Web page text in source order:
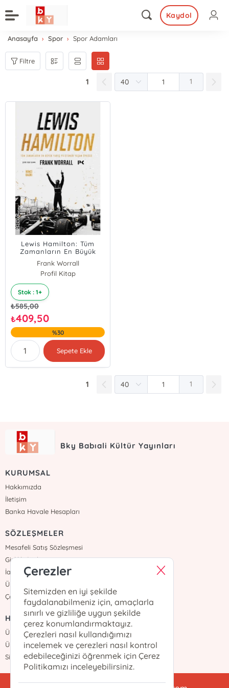
Kaydol
Anasayfa Spor Spor Adamları
Filtre
1 1
Lewis Hamilton: Tüm
Zamanların En Büyük
Yarış Pilotunun Yaşam
Öyküsü
Frank Worrall
Profil Kitap
Stok : 1+
₺585,00
₺409,50
%30
Sepete Ekle
1 1
Bky Babıali Kültür Yayınları
KURUMSAL
Hakkımızda
İletişim
Banka Havale Hesapları
SÖZLEŞMELER
Mesafeli Satış Sözleşmesi
Gizlilik Sözleşmesi
İade ve Teslimat
Üyelik Sözleşmesi
Çerez Politikası
HIZLI ERİŞİM
Üye Ol
Üye Girişi
Sipariş Takip
Çerezler
Sitemizden en iyi şekilde
faydalanabilmeniz için, amaçlarla
sınırlı ve gizliliğe uygun şekilde
çerez konumlandırmaktayız.
Çerezleri nasıl kullandığımızı
incelemek ve çerezleri nasıl kontrol
edebileceğinizi öğrenmek için Çerez
Politikamızı inceleyebilirsiniz.